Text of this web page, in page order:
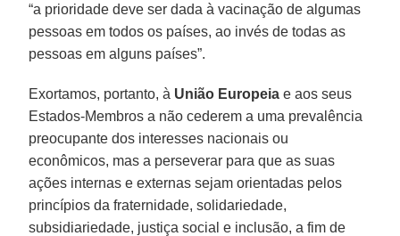
“a prioridade deve ser dada à vacinação de algumas
pessoas em todos os países, ao invés de todas as
pessoas em alguns países”.
Exortamos, portanto, à União Europeia e aos seus
Estados-Membros a não cederem a uma prevalência
preocupante dos interesses nacionais ou
econômicos, mas a perseverar para que as suas
ações internas e externas sejam orientadas pelos
princípios da fraternidade, solidariedade,
subsidiariedade, justiça social e inclusão, a fim de